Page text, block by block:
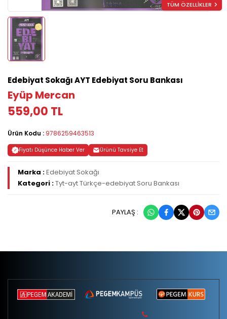
TÜM ÖZELLİKLER
Edebiyat Sokağı AYT Edebiyat Soru Bankası
Eyüp Mercan
559,00 TL
Ürün Kodu : 9786259463513
Fiyatı Düşünce Haber Ver Ürünü Tavsiye Et
Marka :Edebiyat Sokağı
Kategori :Tyt-ayt Türkçe-edebiyat Soru Bankası
PAYLAŞ :